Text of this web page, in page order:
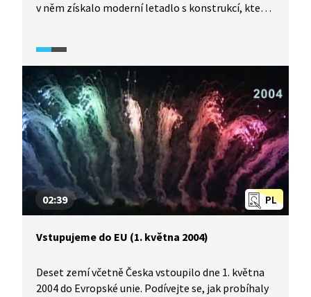
v něm získalo moderní letadlo s konstrukcí, která
v říjnu 1920. Letuschopnou repliku postavil
a představuje Marcel Sezemský.
PL
02:39
Vstupujeme do EU (1. května 2004)
Deset zemí včetně Česka vstoupilo dne 1. května
2004 do Evropské unie. Podívejte se, jak probíhaly